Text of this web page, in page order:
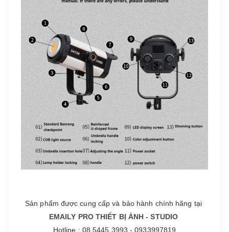
Sản phẩm được cung cấp và bảo hành chính hãng tại
EMAILY PRO THIẾT BỊ ẢNH - STUDIO
Hotline : 08.5445.3993 - 0933997819